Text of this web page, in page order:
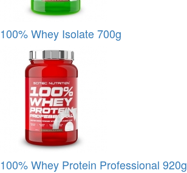
100% Whey Isolate 700g
100% Whey Protein Professional 920g